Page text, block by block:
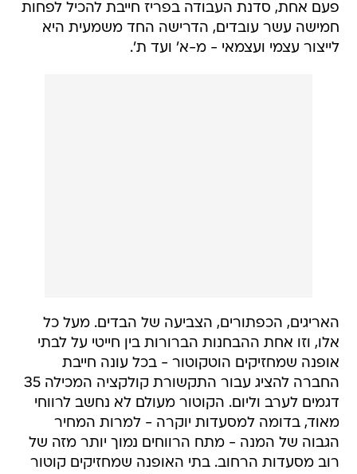
פעם אחת, סדנת העבודה בפריז חייבת להכיל לפחות
חמישה עשר עובדים, הדרישה החד משמעית היא
לייצור עצמי ועצמאי - מ-א' ועד ת'.
האריגים, הכפתורים, הצביעה של הבדים. מעל כל
אלו, וזו אחת ההבחנות הברורות בין חייטי על לבתי
אופנה שמחזיקים הוטקוטור - בכל עונה חייבת
החברה להציג עבור התקשורת קולקציה המכילה 35
דגמים לערב וליום. הקוטור מעולם לא נחשב לרווחי
מאוד, בדומה למסעדות יוקרה - למרות המחיר
הגבוה של המנה - מתח הרווחים נמוך יותר מזה של
רוב מסעדות הרחוב. בתי האופנה שמחזיקים קוטור